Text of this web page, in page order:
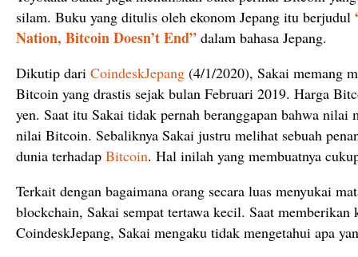
silam. Buku yang ditulis oleh ekonom Jepang itu berjudul
Nation, Bitcoin Doesn’t End” dalam bahasa Jepang.
Dikutip dari CoindeskJepang (4/1/2020), Sakai memang
Bitcoin yang drastis sejak bulan Februari 2019. Harga
yen. Saat itu Sakai tidak pernah beranggapan bahwa nilai
nilai Bitcoin. Sebaliknya Sakai justru melihat sebuah
dunia terhadap Bitcoin. Hal inilah yang membuatnya
Terkait dengan bagaimana orang secara luas menyukai
blockchain, Sakai sempat tertawa kecil. Saat memberikan
CoindeskJepang, Sakai mengaku tidak mengetahui apa